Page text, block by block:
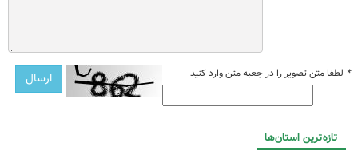
* لطفا متن تصویر را در جعبه متن وارد کنید
تازه‌ترین استان‌ها